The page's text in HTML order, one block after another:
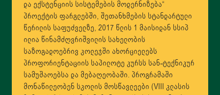
და ექსტენციის სისტემების მოდერნიზება“
პროექტის ფარგლებში, შეთანხმების სტანდარტული
წერილის საფუძველზე, 2017 წლის 1 მაისიდან სსიპ
ილია წინამძღვრიშვილის სახელობის
საზოგადოებრივ კოლეჯში ახორციელებს
პროფორიენტაციის საპილოტე კურსს სან-ტექნიკურ
სამუშაოებსა და მებაღეობაში. პროგრამაში
მონაწილეობენ სკოლის მოსწავლეები (VIII კლასის